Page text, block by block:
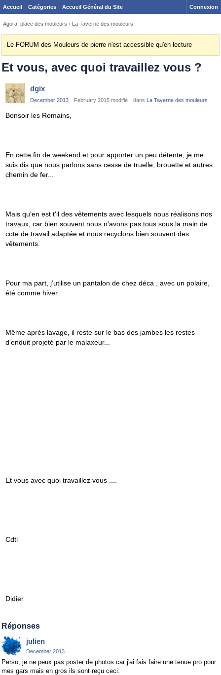
Accueil Catégories Accueil Général du Site Connexion
Agora, place des mouleurs › La Taverne des mouleurs
Le FORUM des Mouleurs de pierre n'est accessible qu'en lecture
Et vous, avec quoi travaillez vous ?
dgix
December 2013 February 2015 modifié dans La Taverne des mouleurs
Bonsoir les Romains,
En cette fin de weekend et pour apporter un peu détente, je me
suis dis que nous parlons sans cesse de truelle, brouette et autres
chemin de fer...
Mais qu'en est t'il des vêtements avec lesquels nous réalisons nos
travaux, car bien souvent nous n'avons pas tous sous la main de
cote de travail adaptée et nous recyclons bien souvent des
vêtements.
Pour ma part, j’utilise un pantalon de chez déca , avec un polaire,
été comme hiver.
Même après lavage, il reste sur le bas des jambes les restes
d'enduit projeté par le malaxeur...
Et vous avec quoi travaillez vous ....
Cdtl
Didier
Réponses
julien
December 2013
Perso, je ne peux pas poster de photos car j'ai fais faire une tenue pro pour
mes gars mais en gros ils sont reçu ceci: